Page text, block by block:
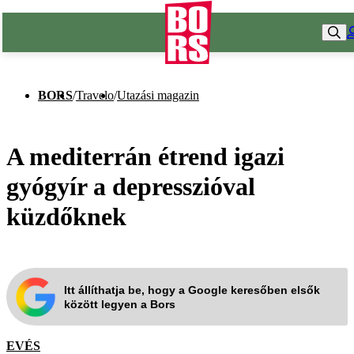
BORS/Travelo/Utazási magazin
A mediterrán étrend igazi
gyógyír a depresszióval
küzdőknek
Itt állíthatja be, hogy a Google keresőben elsők
között legyen a Bors
EVÉS